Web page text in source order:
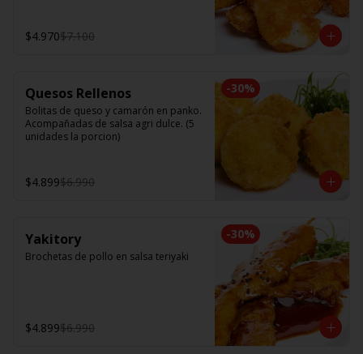
$4.970$7.100
-30%
Quesos Rellenos
Bolitas de queso y camarón en panko.
Acompañadas de salsa agri dulce. (5
unidades la porcion)
$4.899$6.990
-30%
Yakitory
Brochetas de pollo en salsa teriyaki
$4.899$6.990